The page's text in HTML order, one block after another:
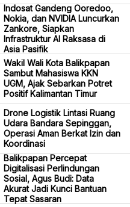
Indosat Gandeng Ooredoo,
Nokia, dan NVIDIA Luncurkan
Zankore, Siapkan
Infrastruktur AI Raksasa di
Asia Pasifik
Wakil Wali Kota Balikpapan
Sambut Mahasiswa KKN
UGM, Ajak Sebarkan Potret
Positif Kalimantan Timur
Drone Logistik Lintasi Ruang
Udara Bandara Sepinggan,
Operasi Aman Berkat Izin dan
Koordinasi
Balikpapan Percepat
Digitalisasi Perlindungan
Sosial, Agus Budi: Data
Akurat Jadi Kunci Bantuan
Tepat Sasaran